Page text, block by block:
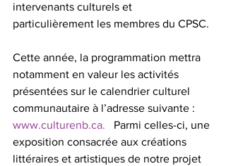
intervenants culturels et
particulièrement les membres du CPSC.
Cette année, la programmation mettra
notamment en valeur les activités
présentées sur le calendrier culturel
communautaire à l’adresse suivante :
www.culturenb.ca.
Parmi celles-ci, une
exposition consacrée aux créations
littéraires et artistiques de notre projet